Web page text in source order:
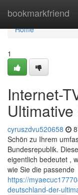
bookmarkfriend
Home
Home
1
Internet-
cyruszdvu520658
Schön zu Ihrem
Bundesrepublik.
eigentlich bedeutet ,
wie Sie die passende
https://
deutschland-der-